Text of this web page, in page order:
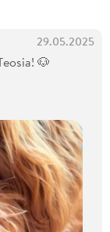
29.05.2025
🐶